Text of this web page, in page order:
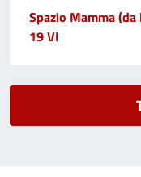
Spazio Mamma
19 VI